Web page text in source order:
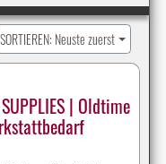
SORTIEREN: Neuste zuerst
SUPPLIES | Oldtime